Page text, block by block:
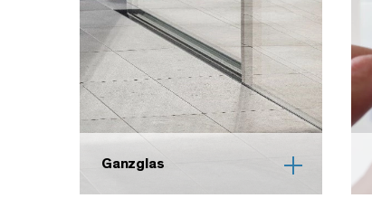
Ganzglas